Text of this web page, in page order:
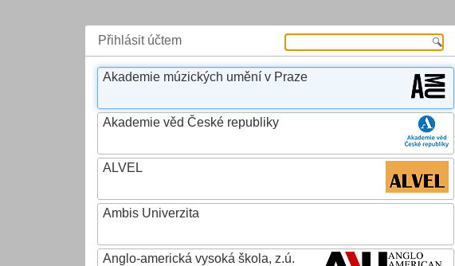
Přihlásit účtem
Akademie múzických umění v Praze
Akademie věd České republiky
ALVEL
Ambis Univerzita
Anglo-americká vysoká škola, z.ú.